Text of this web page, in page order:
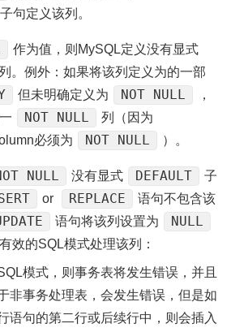
子句定义该列。
作为值，则MySQL定义没有显式
。例外：如果将该列定义为的一部
但未明确定义为 NOT NULL
，
NOT NULL 列（因为
必须为 NOT NULL ）。
NULL 没有显式 DEFAULT
子
or REPLACE
语句不包含该
语句将该列设置为 NULL
效的SQL模式处理该列：
模式，则事务表将发生错误，并且
非事务处理表，会发生错误，但是如
语句的第二行或后续行中，则会插入